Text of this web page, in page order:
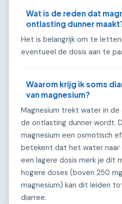
Wat is de reden dat
ontlasting dunner
Het is belangrijk om te
eventueel de dosis aan te
Waarom krijg ik soms
van magnesium?
Magnesium trekt water in de
de ontlasting dunner wordt.
magnesium een osmotisch
betekent dat het water naar
een lagere dosis merk je dit
hogere doses (boven 250
magnesium) kan dit leiden
diarree.